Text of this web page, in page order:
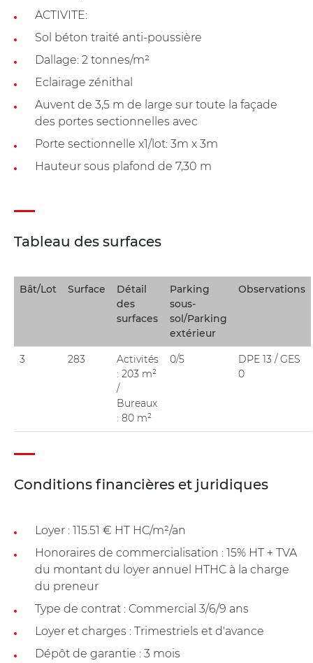
ACTIVITE:
Sol béton traité anti-poussière
Dallage: 2 tonnes/m²
Eclairage zénithal
Auvent de 3,5 m de large sur toute la façade
des portes sectionnelles avec
Porte sectionnelle x1/lot: 3m x 3m
Hauteur sous plafond de 7,30 m
Tableau des surfaces
Bât/Lot Surface
Détail
des
surfaces
Parking
sous-
sol/Parking
extérieur
Observations
3 283
Activités
: 203 m²
/
Bureaux
: 80 m²
0/5
DPE 13 / GES
0
Conditions financières et juridiques
Loyer : 115.51 € HT HC/m²/an
Honoraires de commercialisation : 15% HT + TVA
du montant du loyer annuel HTHC à la charge
du preneur
Type de contrat : Commercial 3/6/9 ans
Loyer et charges : Trimestriels et d'avance
Dépôt de garantie : 3 mois